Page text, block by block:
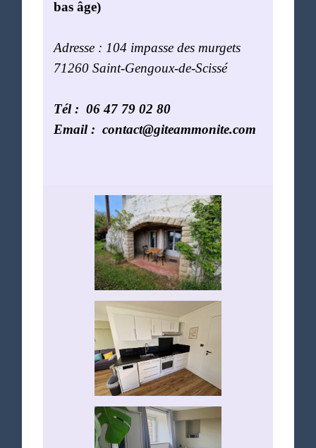
bas âge)
Adresse : 104 impasse des murgets
71260 Saint-Gengoux-de-Scissé
Tél : 06 47 79 02 80
Email : contact@giteammonite.com